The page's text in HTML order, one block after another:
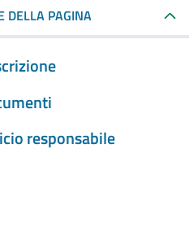
DELLA PAGINA
responsabile